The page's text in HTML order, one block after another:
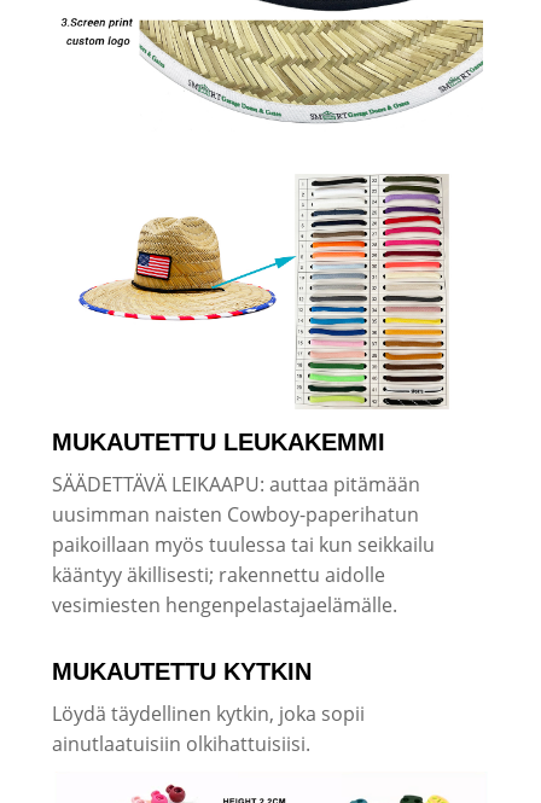
MUKAUTETTU LEUKAKEMMI
SÄÄDETTÄVÄ LEIKAAPU: auttaa pitämään
uusimman naisten Cowboy-paperihatun
paikoillaan myös tuulessa tai kun seikkailu
kääntyy äkillisesti; rakennettu aidolle
vesimiesten hengenpelastajaelämälle.
MUKAUTETTU KYTKIN
Löydä täydellinen kytkin, joka sopii
ainutlaatuisiin olkihattuisiisi.